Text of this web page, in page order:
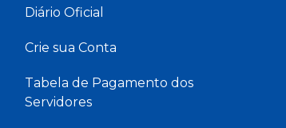
Diário Oficial
Crie sua Conta
Tabela de Pagamento dos
Servidores